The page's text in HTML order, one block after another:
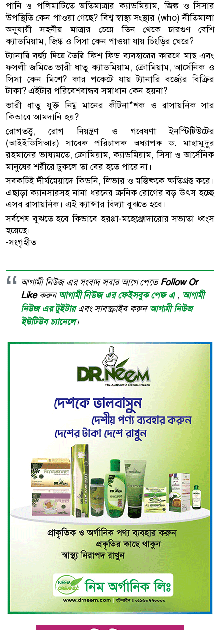
পানি ও পলিমাটিতে অতিমাত্রার ক্যাডমিয়াম, জিঙ্ক ও সিসার
উপস্থিতি কেন পাওয়া গেছে? বিশ্ব স্বাস্থ্য সংস্থার (who) নীতিমালা
অনুযায়ী সহনীয় মাত্রার চেয়ে তিন থেকে চারগুণ বেশি
ক্যাডমিয়াম, জিঙ্ক ও সিসা কেন পাওয়া যায় চিংড়ির ঘেরে?
ট্যানারি বর্জ্য দিয়ে তৈরি ফিশ ফিড ব্যবহারের কারণে মাছ এবং
ফসলী জমিতে ভারী ধাতু ক্যাডমিয়াম, ক্রোমিয়াম, আর্সেনিক ও
সিসা কেন মিশে? কার পকেটে যায় ট্যানারি বর্জ্যের বিক্রির
টাকা? এইটার পরিবেশবান্ধব সমাধান কেন হয়না?
ভারী ধাতু যুক্ত নিম্ন মানের কীটনা*শক ও রাসায়নিক সার
কিভাবে আমদানি হয়?
রোগতত্ত্ব, রোগ নিয়ন্ত্রণ ও গবেষণা ইনস্টিটিউটের
(আইইডিসিআর) সাবেক পরিচালক অধ্যাপক ড. মাহামুদুর
রহমানের ভাষ্যমতে, ক্রোমিয়াম, ক্যাডমিয়াম, সিসা ও আর্সেনিক
মানুষের শরীরে ঢুকলে তা বের হতে পারে না।
সবকটিই দীর্ঘমেয়াদে কিডনি, লিভার ও মস্তিষ্ককে ক্ষতিগ্রস্ত করে।
এছাড়া ক্যানসারসহ নানা ধরনের ক্রনিক রোগের বড় উৎস হচ্ছে
এসব রাসায়নিক। এই ক্যান্সার বিদ্যা বুঝতে হবে।
সর্বশেষ বুঝতে হবে কিভাবে হরপ্পা-মহেঞ্জোদারোর সভ্যতা ধ্বংস
হয়েছে।
-সংগৃহীত
আগামী নিউজ এর সংবাদ সবার আগে পেতেFollow Or
Likeকরুনআগামী নিউজ এর ফেইসবুক পেজ এ , আগামী
নিউজ এর টুইটারএবং সাবস্ক্রাইব করুনআগামী নিউজ
ইউটিউব চ্যানেলে।